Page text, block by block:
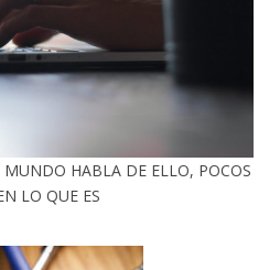
HABLA DE ELLO, POCOS
LO QUE ES